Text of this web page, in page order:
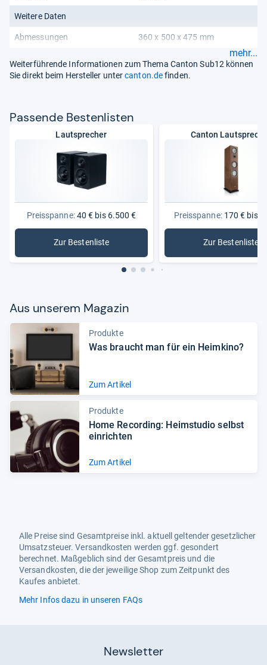
Weitere Daten
Abmessungen 360 x 500 x 475 mm
mehr...
Weiterführende Informationen zum Thema Canton Sub12 können
Sie direkt beim Hersteller untercanton.definden.
Pas­sende Bes­ten­lis­ten
Lautsprecher
Preisspanne:40 € bis 6.500 €
Zur Bestenliste
: Lautsprecher
Canton
Preisspanne:170 € bis
Zur Bestenliste
: Canton
Aus unse­rem Maga­zin
Produkte
Was braucht man für ein Heim­kino?
Zum Artikel
Produkte
Home Recor­ding: Heim­stu­dio selbst
ein­rich­ten
Zum Artikel
Alle Preise sind Gesamtpreise inkl. aktuell geltender gesetzlicher
Umsatzsteuer. Versandkosten werden ggf. gesondert
berechnet. Maßgeblich sind der Gesamtpreis und die
Versandkosten, die der jeweilige Shop zum Zeitpunkt des
Kaufes anbietet.
Mehr Infos dazu in unseren FAQs
Newsletter